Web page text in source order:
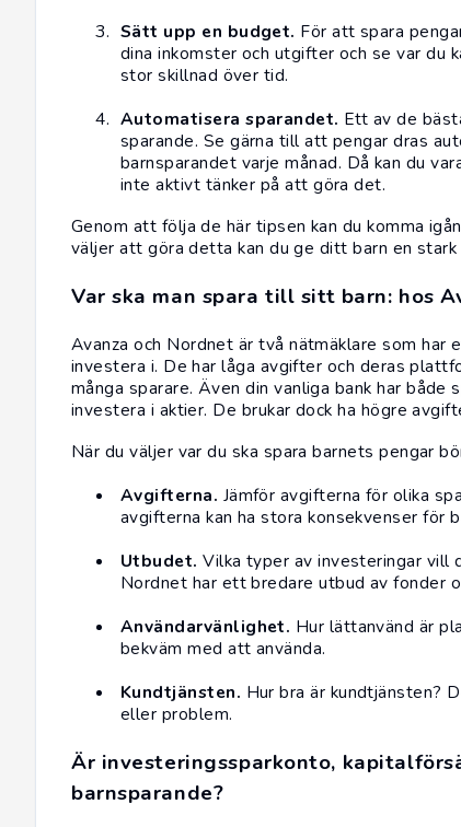
Sätt upp en budget. För att spara
dina inkomster och utgifter och se var du
stor skillnad över tid.
Automatisera sparandet. Ett av de
sparande. Se gärna till att pengar dras
barnsparandet varje månad. Då kan du
inte aktivt tänker på att göra det.
Genom att följa de här tipsen kan du komma
väljer att göra detta kan du ge ditt barn en
Var ska man spara till sitt barn: hos
Avanza och Nordnet är två nätmäklare som
investera i. De har låga avgifter och deras
många sparare. Även din vanliga bank har
investera i aktier. De brukar dock ha högre
När du väljer var du ska spara barnets pengar
Avgifterna. Jämför avgifterna för olika
avgifterna kan ha stora konsekvenser för
Utbudet. Vilka typer av investeringar vill
Nordnet har ett bredare utbud av fonder
Användarvänlighet. Hur lättanvänd är
bekväm med att använda.
Kundtjänsten. Hur bra är kundtjänsten?
eller problem.
Är investeringssparkonto,
barnsparande?